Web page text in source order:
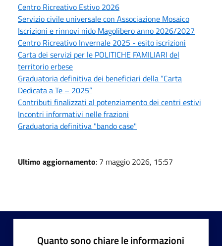
Centro Ricreativo Estivo 2026
Servizio civile universale con Associazione Mosaico
Iscrizioni e rinnovi nido Magolibero anno 2026/2027
Centro Ricreativo Invernale 2025 - esito iscrizioni
Carta dei servizi per le POLITICHE FAMILIARI del
territorio erbese
Graduatoria definitiva dei beneficiari della “Carta
Dedicata a Te – 2025”
Contributi finalizzati al potenziamento dei centri estivi
Incontri informativi nelle frazioni
Graduatoria definitiva "bando case"
Ultimo aggiornamento: 7 maggio 2026, 15:57
Quanto sono chiare le informazioni